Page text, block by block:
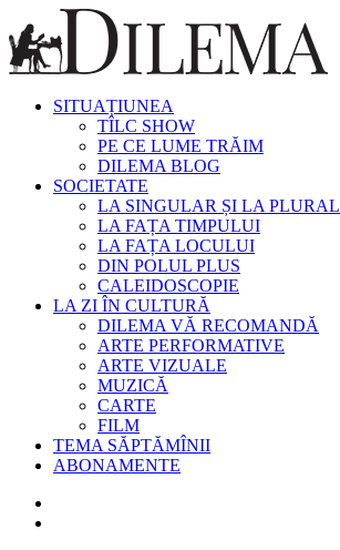
SITUAȚIUNEA
TÎLC SHOW
PE CE LUME TRĂIM
DILEMA BLOG
SOCIETATE
LA SINGULAR ȘI LA PLURAL
LA FAȚA TIMPULUI
LA FAȚA LOCULUI
DIN POLUL PLUS
CALEIDOSCOPIE
LA ZI ÎN CULTURĂ
DILEMA VĂ RECOMANDĂ
ARTE PERFORMATIVE
ARTE VIZUALE
MUZICĂ
CARTE
FILM
TEMA SĂPTĂMÎNII
ABONAMENTE